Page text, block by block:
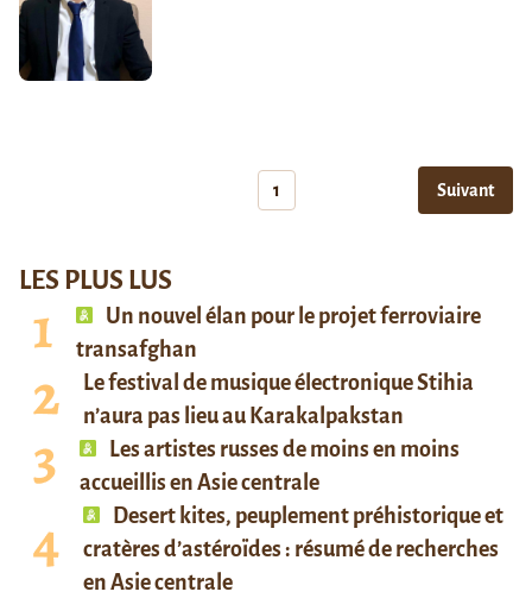
1 Suivant
LES PLUS LUS
Un nouvel élan pour le projet ferroviaire
transafghan
Le festival de musique électronique Stihia
n’aura pas lieu au Karakalpakstan
Les artistes russes de moins en moins
accueillis en Asie centrale
Desert kites, peuplement préhistorique et
cratères d’astéroïdes : résumé de recherches
en Asie centrale